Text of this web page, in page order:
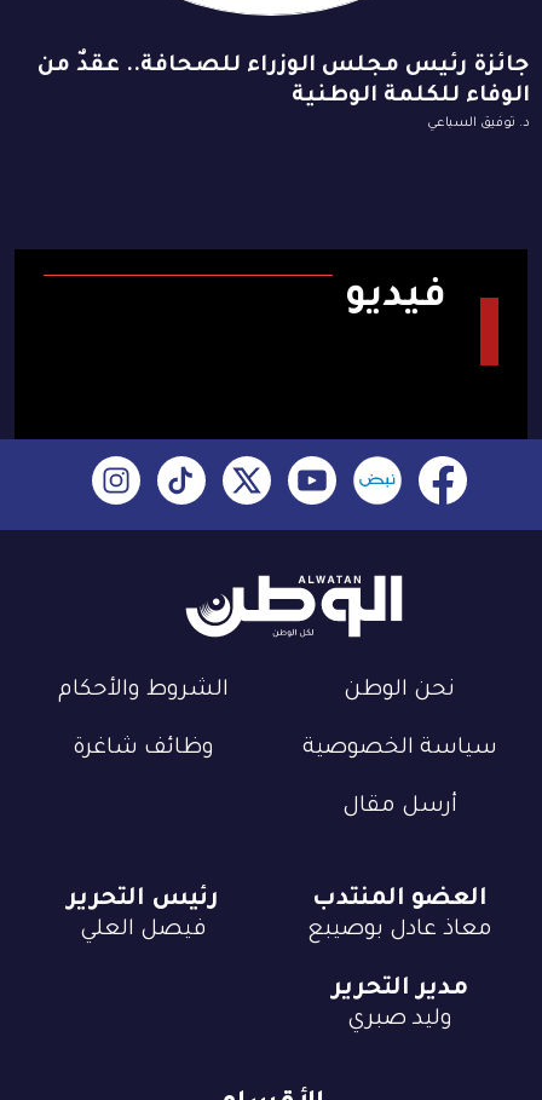
جائزة رئيس مجلس الوزراء للصحافة.. عقدٌ من
الوفاء للكلمة الوطنية
د. توفيق السباعي
فيديو
نحن الوطن الشروط والأحكام
سياسة الخصوصية وظائف شاغرة
أرسل مقال
العضو المنتدب
معاذ عادل بوصيبع
رئيس التحرير
فيصل العلي
مدير التحرير
وليد صبري